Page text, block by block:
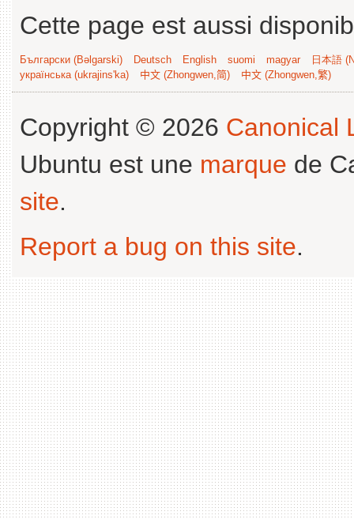
Cette page est aussi
Български (Bəlgarski) Deutsch English suomi magyar
日本語
українська (ukrajins'ka)
中文 (Zhongwen,简) 中文 (Zhongwen,繁)
Copyright © 2026 Canonical
Ubuntu est une marque de
site.
Report a bug on this site.